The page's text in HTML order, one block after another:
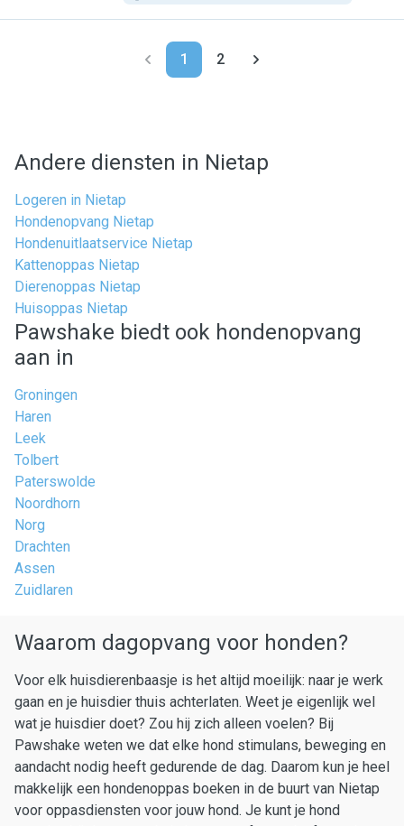
1 2
Andere diensten in Nietap
Logeren in Nietap
Hondenopvang Nietap
Hondenuitlaatservice Nietap
Kattenoppas Nietap
Dierenoppas Nietap
Huisoppas Nietap
Pawshake biedt ook hondenopvang
aan in
Groningen
Haren
Leek
Tolbert
Paterswolde
Noordhorn
Norg
Drachten
Assen
Zuidlaren
Waarom dagopvang voor honden?
Voor elk huisdierenbaasje is het altijd moeilijk: naar je werk
gaan en je huisdier thuis achterlaten. Weet je eigenlijk wel
wat je huisdier doet? Zou hij zich alleen voelen? Bij
Pawshake weten we dat elke hond stimulans, beweging en
aandacht nodig heeft gedurende de dag. Daarom kun je heel
makkelijk een hondenoppas boeken in de buurt van Nietap
voor oppasdiensten voor jouw hond. Je kunt je hond